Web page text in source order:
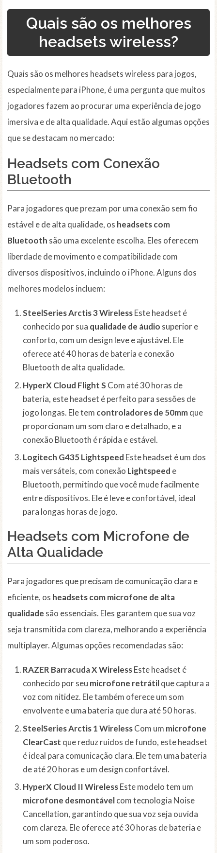
Quais são os melhores
headsets wireless?
Quais são os melhores headsets wireless para jogos,
especialmente para iPhone, é uma pergunta que muitos
jogadores fazem ao procurar uma experiência de jogo
imersiva e de alta qualidade. Aqui estão algumas opções
que se destacam no mercado:
Headsets com Conexão
Bluetooth
Para jogadores que prezam por uma conexão sem fio
estável e de alta qualidade, os headsets com
Bluetooth são uma excelente escolha. Eles oferecem
liberdade de movimento e compatibilidade com
diversos dispositivos, incluindo o iPhone. Alguns dos
melhores modelos incluem:
SteelSeries Arctis 3 WirelessEste headset é
conhecido por sua qualidade de áudio superior e
conforto, com um design leve e ajustável. Ele
oferece até 40 horas de bateria e conexão
Bluetooth de alta qualidade.
HyperX Cloud Flight S Com até 30 horas de
bateria, este headset é perfeito para sessões de
jogo longas. Ele tem controladores de 50mmque
proporcionam um som claro e detalhado, e a
conexão Bluetooth é rápida e estável.
Logitech G435 Lightspeed Este headset é um dos
mais versáteis, com conexão Lightspeed e
Bluetooth, permitindo que você mude facilmente
entre dispositivos. Ele é leve e confortável, ideal
para longas horas de jogo.
Headsets com Microfone de
Alta Qualidade
Para jogadores que precisam de comunicação clara e
eficiente, os headsets com microfone de alta
qualidade são essenciais. Eles garantem que sua voz
seja transmitida com clareza, melhorando a experiência
multiplayer. Algumas opções recomendadas são:
RAZER Barracuda X WirelessEste headset é
conhecido por seu microfone retrátilque captura a
voz com nitidez. Ele também oferece um som
envolvente e uma bateria que dura até 50 horas.
SteelSeries Arctis 1 WirelessCom um microfone
ClearCast que reduz ruídos de fundo, este headset
é ideal para comunicação clara. Ele tem uma bateria
de até 20 horas e um design confortável.
HyperX Cloud II WirelessEste modelo tem um
microfone desmontávelcom tecnologia Noise
Cancellation, garantindo que sua voz seja ouvida
com clareza. Ele oferece até 30 horas de bateria e
um som poderoso.